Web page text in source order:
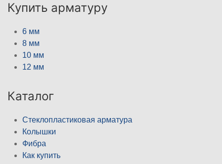
Купить арматуру
6 мм
8 мм
10 мм
12 мм
Каталог
Стеклопластиковая арматура
Колышки
Фибра
Как купить